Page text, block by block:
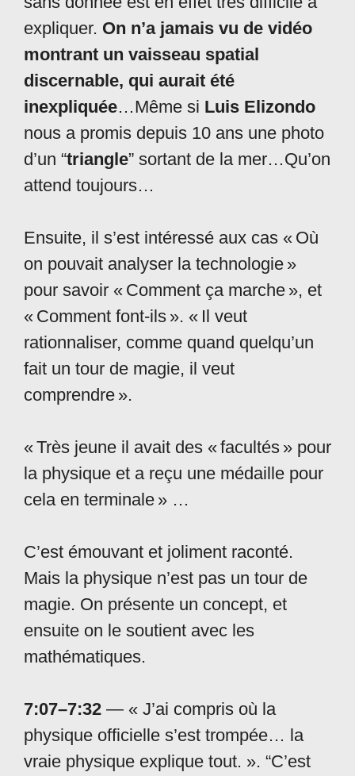
expliquer. On n’a jamais vu de vidéo
montrant un vaisseau spatial
discernable, qui aurait été
inexpliquée…Même si Luis Elizondo
nous a promis depuis 10 ans une photo
d’un “triangle” sortant de la mer…Qu’on
attend toujours…
Ensuite, il s’est intéressé aux cas « Où
on pouvait analyser la technologie »
pour savoir « Comment ça marche », et
« Comment font-ils ». « Il veut
rationnaliser, comme quand quelqu’un
fait un tour de magie, il veut
comprendre ».
« Très jeune il avait des « facultés » pour
la physique et a reçu une médaille pour
cela en terminale » …
C’est émouvant et joliment raconté.
Mais la physique n’est pas un tour de
magie. On présente un concept, et
ensuite on le soutient avec les
mathématiques.
7:07–7:32 — « J’ai compris où la
physique officielle s’est trompée… la
vraie physique explique tout. ». “C’est